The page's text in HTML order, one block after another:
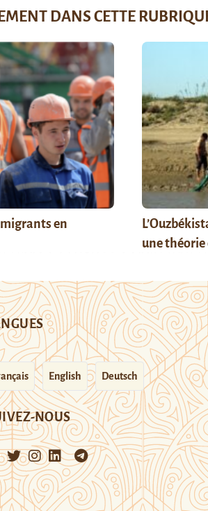
DANS CETTE
en
une
English Deutsch
NOUS